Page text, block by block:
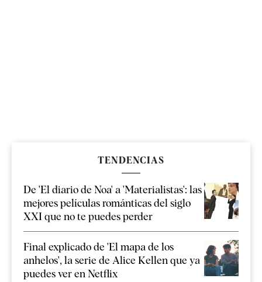
TENDENCIAS
De 'El diario de Noa' a 'Materialistas': las
mejores películas románticas del siglo
XXI que no te puedes perder
Final explicado de 'El mapa de los
anhelos', la serie de Alice Kellen que ya
puedes ver en Netflix